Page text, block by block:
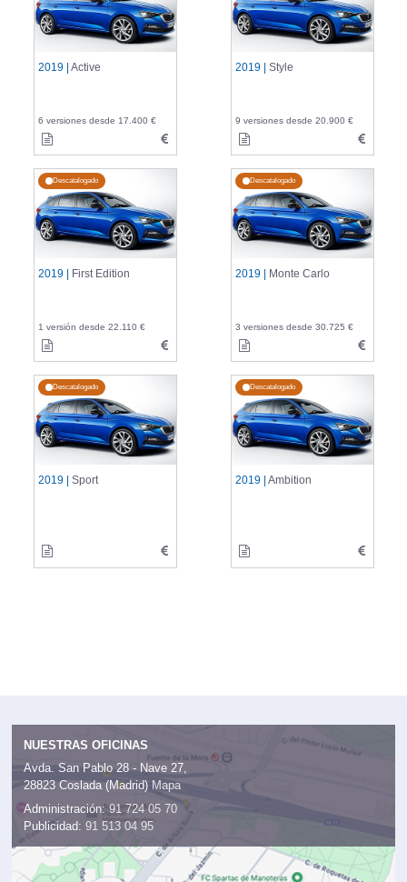
2019 | Active
6 versiones desde 17.400 €
2019 | Style
9 versiones desde 20.900 €
Descatalogado
2019 | First Edition
1 versión desde 22.110 €
Descatalogado
2019 | Monte Carlo
3 versiones desde 30.725 €
Descatalogado
2019 | Sport
Descatalogado
2019 | Ambition
NUESTRAS OFICINAS
Avda. San Pablo 28 - Nave 27,
28823 Coslada (Madrid) Mapa
Administración: 91 724 05 70
Publicidad: 91 513 04 95